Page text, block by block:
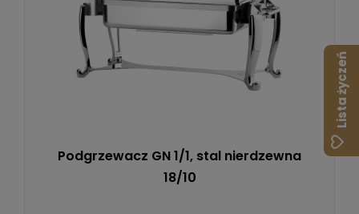
Podgrzewacz GN 1/1, stal nierdzewna
18/10
Lista życzeń